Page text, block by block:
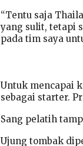
“Tentu saja
yang sulit, tetapi
pada tim saya
Untuk mencapai
sebagai starter.
Sang pelatih
Ujung tombak